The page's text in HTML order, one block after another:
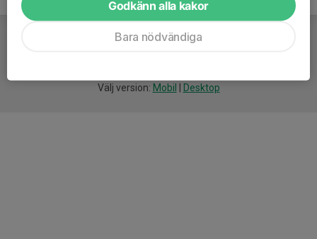
Välj version: Mobil Desktop
Godkänn alla kakor
Bara nödvändiga